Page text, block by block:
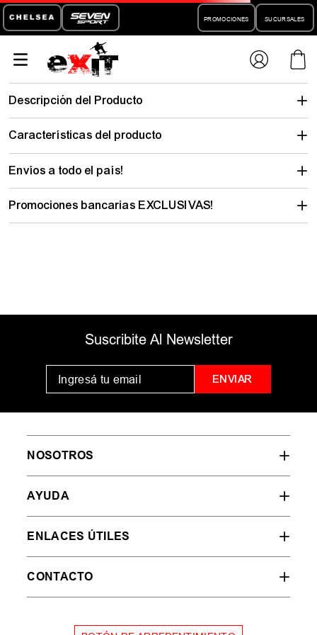
PROMOCIONES SUCURSALES
buzo-hang-
No encontramos lo que buscabas…
pero hay mucho para descubrir
MUJER HOMBRE NIÑOS
35 36 37 38